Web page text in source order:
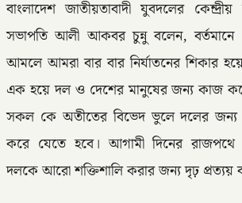
বাংলাদেশ জাতীয়তাবাদী যুবদলের কেন্দ্রীয়
সভাপতি আলী আকবর চুন্নু বলেন,
আমলে আমরা বার বার নির্যাতনের শিকার
এক হয়ে দল ও দেশের মানুষের জন্য কাজ
সকল কে অতীতের বিভেদ ভুলে দলের
করে যেতে হবে। আগামী দিনের রাজপথে
দলকে আরো শক্তিশালি করার জন্য দৃঢ় প্রত্যয়